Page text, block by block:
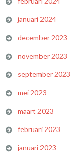
januari 2024
december 2023
november 2023
september 2023
mei 2023
maart 2023
februari 2023
januari 2023